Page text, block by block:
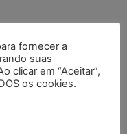
compra de veículos
autistas de todos os
de empregado que
fornecer a
suas
clicar em “Aceitar”,
os cookies.